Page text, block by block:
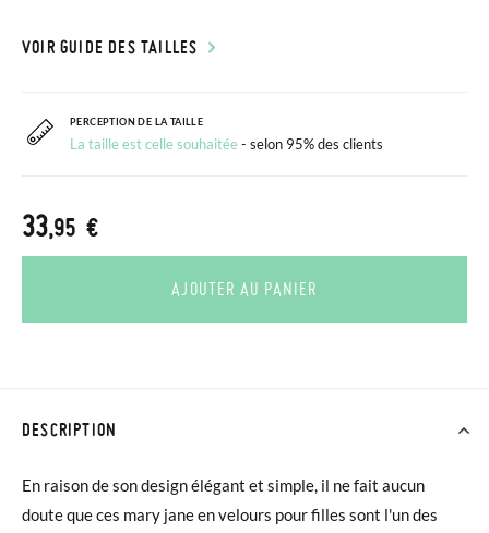
VOIR GUIDE DES TAILLES
PERCEPTION DE LA TAILLE
La taille est celle souhaitée- selon 95% des clients
33,95 €
AJOUTER AU PANIER
DESCRIPTION
En raison de son design élégant et simple, il ne fait aucun
doute que ces mary jane en velours pour filles sont l'un des